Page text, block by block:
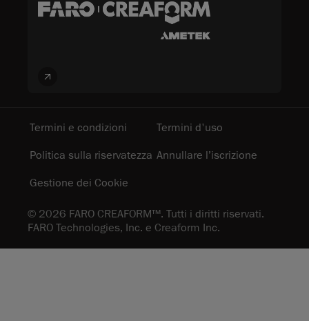
© 2026 FARO CREAFORM™. Tutti i diritti riservati.
FARO Technologies, Inc. e Creaform Inc.
Termini e condizioni
Termini d'uso
Politica sulla riservatezza Annullare l’iscrizione
Gestione dei Cookie